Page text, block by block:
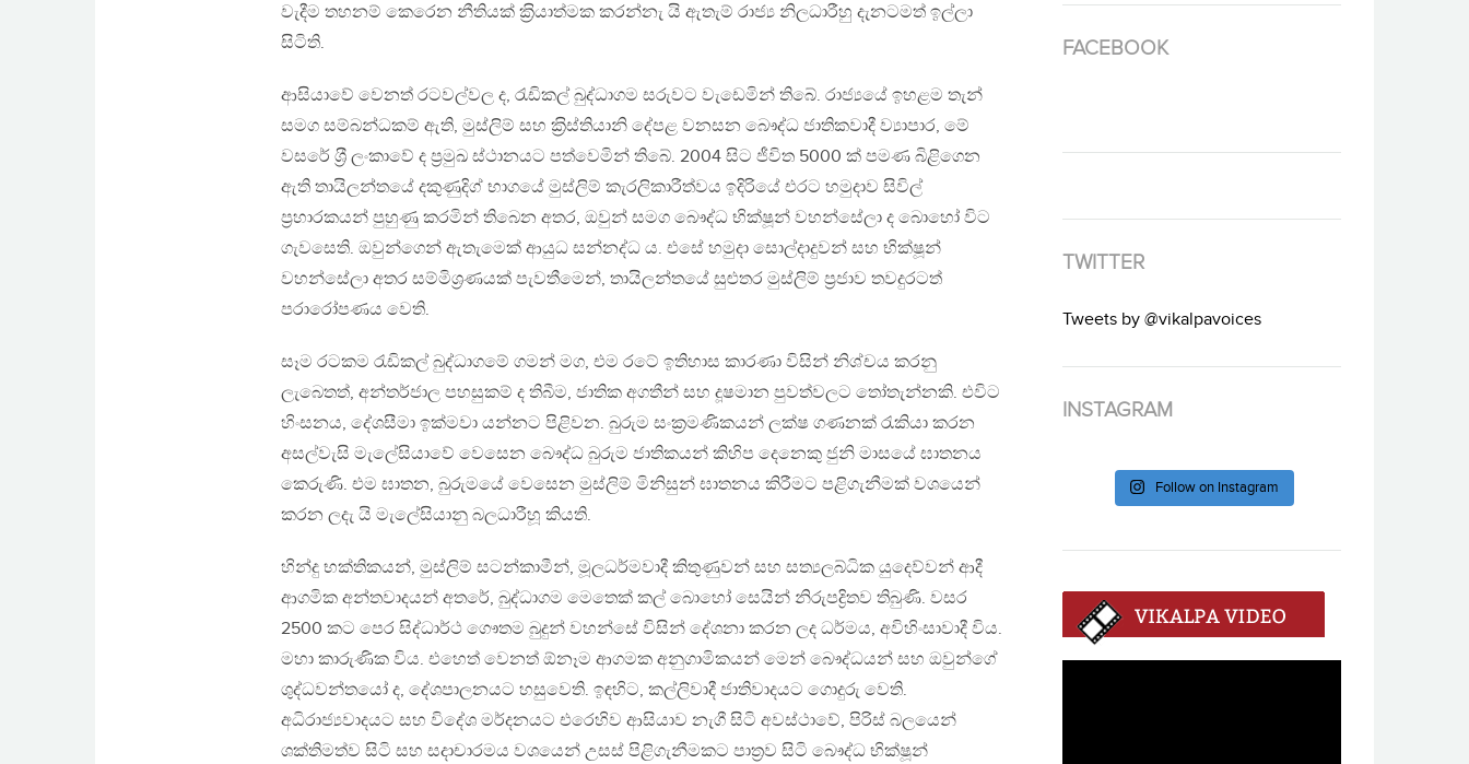
වැදීම තහනම් කෙරෙන නීතියක් ක‍්‍රියාත්මක කරන්නැ යි ඇතැම් රාජ්‍ය නිලධාරීහු දැනටමත් ඉල්ලා
සිටිති.
ආසියාවේ වෙනත් රටවල්වල ද, රැඩිකල් බුද්ධාගම සරුවට වැඩෙමින් තිබේ. රාජ්‍යයේ ඉහළම තැන්
සමග සම්බන්ධකම් ඇති, මුස්ලිම් සහ ක‍්‍රිස්තියානි දේපළ වනසන බෞද්ධ ජාතිකවාදී ව්‍යාපාර, මේ
වසරේ ශ‍්‍රී ලංකාවේ ද ප‍්‍රමුඛ ස්ථානයට පත්වෙමින් තිබේ. 2004 සිට ජීවිත 5000 ක් පමණ බිළිගෙන
ඇති තායිලන්තයේ දකුණුදිග් භාගයේ මුස්ලිම් කැරලිකාරීත්වය ඉදිරියේ එරට හමුදාව සිවිල්
ප‍්‍රහාරකයන් පුහුණු කරමින් තිබෙන අතර, ඔවුන් සමග බෞද්ධ භික්ෂූන් වහන්සේලා ද බොහෝ විට
ගැවසෙති. ඔවුන්ගෙන් ඇතැමෙක් ආයුධ සන්නද්ධ ය. එසේ හමුදා සොල්දාදුවන් සහ භික්ෂූන්
වහන්සේලා අතර සම්මිශ‍්‍රණයක් පැවතීමෙන්, තායිලන්තයේ සුළුතර මුස්ලිම් ප‍්‍රජාව තවදුරටත්
පරාරෝපණය වෙති.
සෑම රටකම රැඩිකල් බුද්ධාගමේ ගමන් මග, එම රටේ ඉතිහාස කාරණා විසින් නිශ්චය කරනු
ලැබෙතත්, අන්තර්ජාල පහසුකම් ද තිබීම, ජාතික අගතීන් සහ දූෂමාන පුවත්වලට තෝතැන්නකි. එවිට
හිංසනය, දේශසීමා ඉක්මවා යන්නට පිළිවන. බුරුම සංක‍්‍රමණිකයන් ලක්ෂ ගණනක් රැකියා කරන
අසල්වැසි මැලේසියාවේ වෙසෙන බෞද්ධ බුරුම ජාතිකයන් කිහිප දෙනෙකු ජුනි මාසයේ ඝාතනය
කෙරුණි. එම ඝාතන, බුරුමයේ වෙසෙන මුස්ලිම් මිනිසුන් ඝාතනය කිරීමට පළිගැනීමක් වශයෙන්
කරන ලදැ යි මැලේසියානු බලධාරීහූ කියති.
හින්දු භක්තිකයන්, මුස්ලිම් සටන්කාමීන්, මූලධර්මවාදී කිතුණුවන් සහ සත්‍යලබ්ධික යුදෙව්වන් ආදී
ආගමික අන්තවාදයන් අතරේ, බුද්ධාගම මෙතෙක් කල් බොහෝ සෙයින් නිරුපද්‍රිතව තිබුණි. වසර
2500 කට පෙර සිද්ධාර්ථ ගෞතම බුදුන් වහන්සේ විසින් දේශනා කරන ලද ධර්මය, අවිහිංසාවාදී විය.
මහා කාරුණික විය. එහෙත් වෙනත් ඕනෑම ආගමක අනුගාමිකයන් මෙන් බෞද්ධයන් සහ ඔවුන්ගේ
ශුද්ධවන්තයෝ ද, දේශපාලනයට හසුවෙති. ඉඳහිට, කල්ලිවාදී ජාතිවාදයට ගොදුරු වෙති.
අධිරාජ්‍යවාදයට සහ විදේශ මර්දනයට එරෙහිව ආසියාව නැගී සිටි අවස්ථාවේ, පිරිස් බලයෙන්
ශක්තිමත්ව සිටි සහ සදාචාරමය වශයෙන් උසස් පිළිගැනීමකට පාත‍්‍රව සිටි බෞද්ධ භික්ෂූන්
FACEBOOK
TWITTER
Tweets by @vikalpavoices
INSTAGRAM
Follow on Instagram